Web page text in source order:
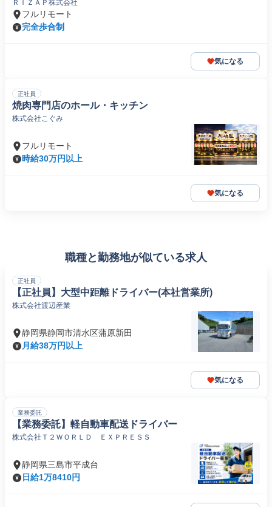
ＲＩＺＡＰ株式会社
フルリモート
完全歩合制
気になる
正社員
焼肉専門店のホール・キッチン
株式会社こぐみ
フルリモート
時給30万円以上
気になる
職種と勤務地が似ている求人
正社員
【正社員】大型中距離ドライバー(本社営業所)
株式会社渡辺産業
静岡県静岡市清水区蒲原新田
月給38万円以上
気になる
業務委託
【業務委託】軽自動車配送ドライバー
株式会社Ｔ２ＷＯＲＬＤ ＥＸＰＲＥＳＳ
静岡県三島市平成台
日給1万8410円